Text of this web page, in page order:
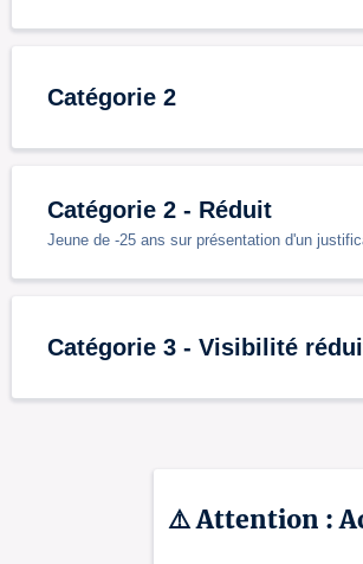
Catégorie 2
Catégorie 2 - Réduit
Jeune de -25 ans sur présentation d'un
Catégorie 3 - Visibilité
⚠️ Attention :